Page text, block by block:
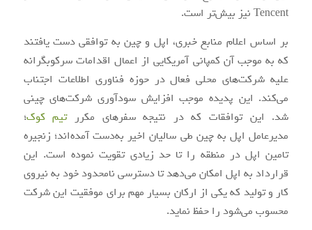
Tencent نیز بیش‌تر است.
بر اساس اعلام منابع خبری، اپل و چین به توافقی دست یافتند
که به موجب آن کمپانی آمریکایی از اعمال اقدامات سرکوبگرانه
علیه شرکت‌های محلی فعال در حوزه فناوری اطلاعات اجتناب
می‌کند. این پدیده موجب افزایش سودآوری شرکت‌های چینی
شد. این توافقات که در نتیجه سفرهای مکررتیم کوک؛
مدیرعامل اپل به چین طی سالیان اخیر به‌دست آمده‌اند؛ زنجیره
تامین اپل در منطقه را تا حد زیادی تقویت نموده است. این
قرارداد به اپل امکان می‌دهد تا دسترسی نامحدود خود به نیروی
کار و تولید که یکی از ارکان بسیار مهم برای موفقیت این شرکت
محسوب می‌شود را حفظ نماید.